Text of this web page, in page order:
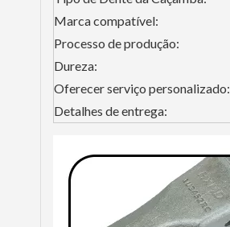
Marca compatível:
Processo de produção:
Dureza:
Oferecer serviço personalizado:
Detalhes de entrega: